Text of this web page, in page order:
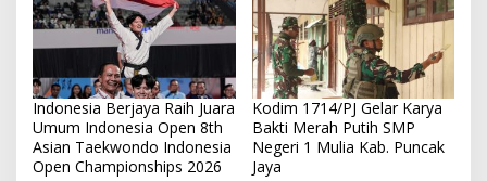
Indonesia Berjaya Raih Juara
Umum Indonesia Open 8th
Asian Taekwondo Indonesia
Open Championships 2026
Kodim 1714/PJ Gelar Karya
Bakti Merah Putih SMP
Negeri 1 Mulia Kab. Puncak
Jaya